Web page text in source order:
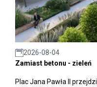
2026-08-04
Zamiast betonu - zieleń
Plac Jana Pawła II